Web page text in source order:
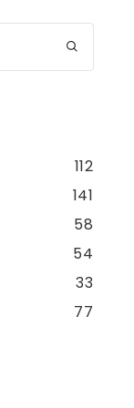
112
141
58
54
33
77